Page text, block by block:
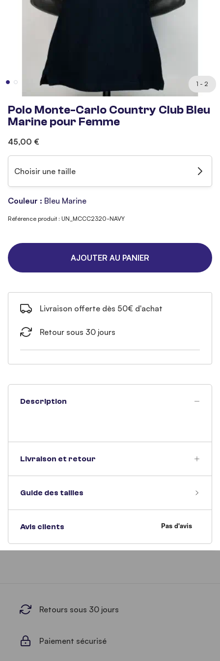
1 - 2
Polo Monte-Carlo Country Club Bleu
Marine pour Femme
45,00 €
Choisir une taille
Couleur : Bleu Marine
Référence produit : UN_MCCC2320-NAVY
AJOUTER AU PANIER
Livraison offerte dès 50€ d'achat
Retour sous 30 jours
Description
Livraison et retour
Guide des tailles
Avis clients
Retours sous 30 jours
Paiement sécurisé